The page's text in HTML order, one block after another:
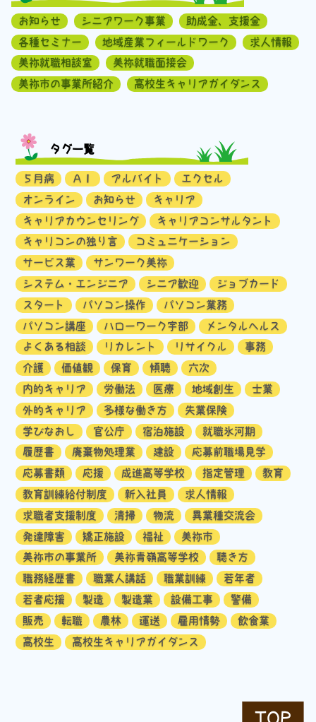
お知らせ シニアワーク事業
助成金、支援金
各種セミナー
地域産業フィールドワーク
求人情報
美祢就職相談室
美祢就職面接会
美祢市の事業所紹介
高校生キャリアガイダンス
タグ一覧
５月病 ＡＩ アルバイト
エクセル
オンライン
お知らせ
キャリア
キャリアカウンセリング
キャリアコンサルタント
キャリコンの独り言
コミュニケーション
サービス業
サンワーク美祢
システム・エンジニア
シニア歓迎
ジョブカード
スタート
パソコン操作
パソコン業務
パソコン講座
ハローワーク宇部
メンタルヘルス
よくある相談
リカレント リサイクル
事務
介護
価値観 保育 傾聴
六次
内的キャリア
労働法 医療 地域創生
士業
外的キャリア
多様な働き方
失業保険
学びなおし
官公庁 宿泊施設
就職氷河期
履歴書
廃棄物処理業 建設
応募前職場見学
応募書類
応援 成進高等学校 指定管理
教育
教育訓練給付制度
新入社員
求人情報
求職者支援制度
清掃 物流
異業種交流会
発達障害
矯正施設 福祉
美祢市
美祢市の事業所
美祢青嶺高等学校
聴き方
職務経歴書
職業人講話 職業訓練
若年者
若者応援
製造 製造業 設備工事
警備
販売
転職 農林 運送 雇用情勢
飲食業
高校生
高校生キャリアガイダンス
TOP